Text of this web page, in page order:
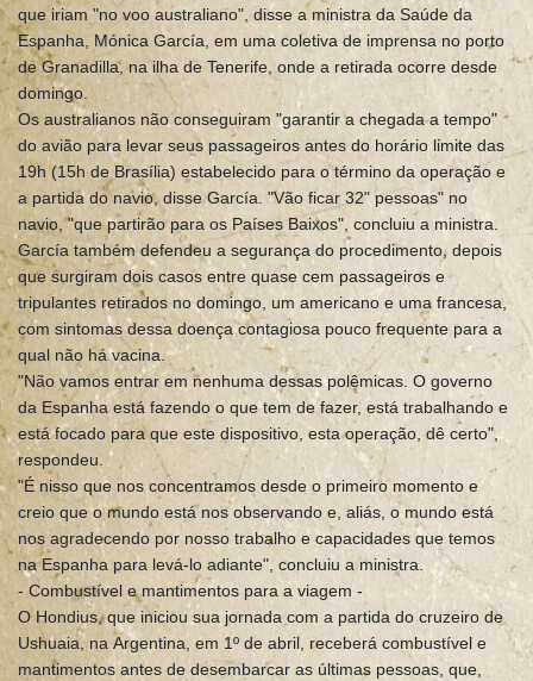
que iriam "no voo australiano", disse a ministra da Saúde da
Espanha, Mónica García, em uma coletiva de imprensa no porto
de Granadilla, na ilha de Tenerife, onde a retirada ocorre desde
domingo.
Os australianos não conseguiram "garantir a chegada a tempo"
do avião para levar seus passageiros antes do horário limite das
19h (15h de Brasília) estabelecido para o término da operação e
a partida do navio, disse García. "Vão ficar 32" pessoas" no
navio, "que partirão para os Países Baixos", concluiu a ministra.
García também defendeu a segurança do procedimento, depois
que surgiram dois casos entre quase cem passageiros e
tripulantes retirados no domingo, um americano e uma francesa,
com sintomas dessa doença contagiosa pouco frequente para a
qual não há vacina.
"Não vamos entrar em nenhuma dessas polêmicas. O governo
da Espanha está fazendo o que tem de fazer, está trabalhando e
está focado para que este dispositivo, esta operação, dê certo",
respondeu.
"É nisso que nos concentramos desde o primeiro momento e
creio que o mundo está nos observando e, aliás, o mundo está
nos agradecendo por nosso trabalho e capacidades que temos
na Espanha para levá-lo adiante", concluiu a ministra.
- Combustível e mantimentos para a viagem -
O Hondius, que iniciou sua jornada com a partida do cruzeiro de
Ushuaia, na Argentina, em 1º de abril, receberá combustível e
mantimentos antes de desembarcar as últimas pessoas, que,